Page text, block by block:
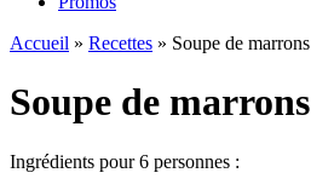
Accueil » Recettes » Soupe de marrons
Soupe de marrons
Ingrédients pour 6 personnes :